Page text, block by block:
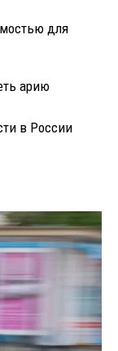
для
арию
в России